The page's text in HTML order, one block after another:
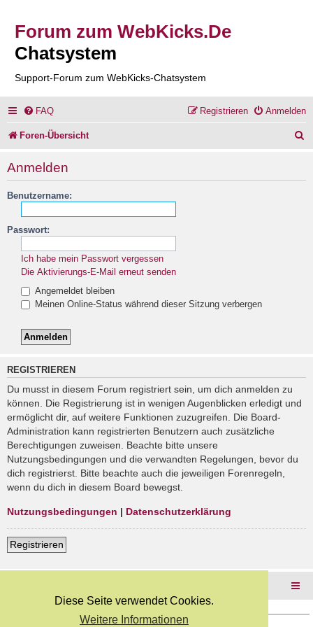
Diese Seite verwendet Cookies.
Weitere Informationen
Forum zum WebKicks.De
Chatsystem
Support-Forum zum WebKicks-Chatsystem
FAQ Anmelden
Registrieren
Foren-Übersicht
Anmelden
Benutzername:
Passwort:
Ich habe mein Passwort vergessen
Die Aktivierungs-E-Mail erneut senden
Angemeldet bleiben
Meinen Online-Status während dieser Sitzung verbergen
REGISTRIEREN
Du musst in diesem Forum registriert sein, um dich anmelden zu
können. Die Registrierung ist in wenigen Augenblicken erledigt und
ermöglicht dir, auf weitere Funktionen zuzugreifen. Die Board-
Administration kann registrierten Benutzern auch zusätzliche
Berechtigungen zuweisen. Beachte bitte unsere
Nutzungsbedingungen und die verwandten Regelungen, bevor du
dich registrierst. Bitte beachte auch die jeweiligen Forenregeln,
wenn du dich in diesem Board bewegst.
Nutzungsbedingungen | Datenschutzerklärung
Registrieren